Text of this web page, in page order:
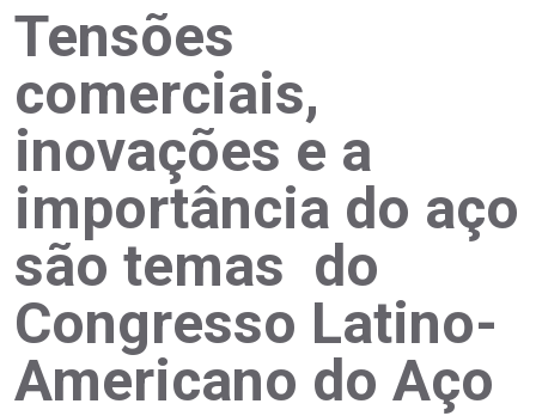
Tensões
comerciais,
inovações e a
importância do aço
são temas do
Congresso Latino-
Americano do Aço